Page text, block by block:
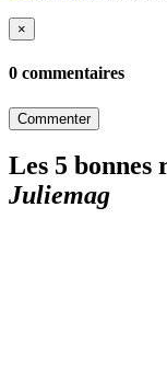
×
0 commentaires
Commenter
Les 5 bonnes
Juliemag